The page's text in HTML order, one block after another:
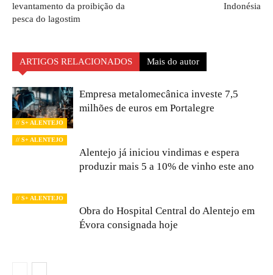
levantamento da proibição da
pesca do lagostim
Indonésia
ARTIGOS RELACIONADOS Mais do autor
// S+ ALENTEJO
Empresa metalomecânica investe 7,5
milhões de euros em Portalegre
// S+ ALENTEJO
Alentejo já iniciou vindimas e espera
produzir mais 5 a 10% de vinho este ano
// S+ ALENTEJO
Obra do Hospital Central do Alentejo em
Évora consignada hoje